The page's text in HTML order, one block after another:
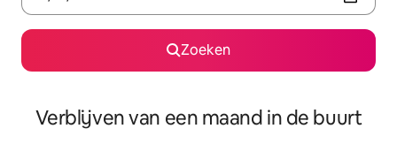
Zoeken
Verblijven van een maand in de buurt